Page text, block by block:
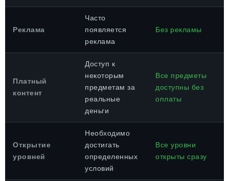
Реклама
Часто
появляется
реклама
Без рекламы
Платный
контент
Доступ к
некоторым
предметам за
реальные
деньги
Все предметы
доступны без
оплаты
Открытие
уровней
Необходимо
достигать
определенных
условий
Все уровни
открыты сразу